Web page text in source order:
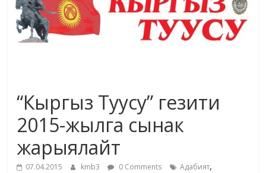
жана
адабияты
“Кыргыз Туусу” гезити
2015-жылга сынак
жарыялайт
07.04.2015 kmb3 0 Comments Адабият,